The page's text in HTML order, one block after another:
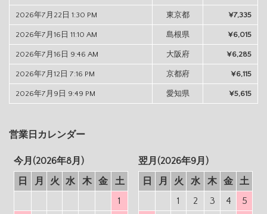
2026年7月22日 1:30 PM 東京都 ¥7,335
2026年7月16日 11:10 AM 島根県 ¥6,015
2026年7月16日 9:46 AM 大阪府 ¥6,285
2026年7月12日 7:16 PM 京都府 ¥6,115
2026年7月9日 9:49 PM 愛知県 ¥5,615
営業日カレンダー
今月(2026年8月)
日
月 火 水 木 金
土
1
翌月(2026年9月)
日
月 火 水 木 金
土
1
2 3 4
5